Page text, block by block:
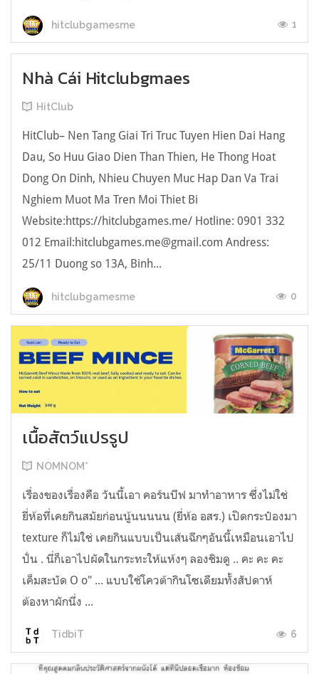
hitclubgamesme 1
Nhà Cái Hitclubgmaes
HitClub
HitClub– Nen Tang Giai Tri Truc Tuyen Hien Dai Hang
Dau, So Huu Giao Dien Than Thien, He Thong Hoat
Dong On Dinh, Nhieu Chuyen Muc Hap Dan Va Trai
Nghiem Muot Ma Tren Moi Thiet Bi
Website:https://hitclubgames.me/ Hotline: 0901 332
012 Email:hitclubgames.me@gmail.com Andress:
25/11 Duong so 13A, Binh...
hitclubgamesme 0
เนื้อสัตว์แปรรูป
NOMNOM*
เรื่องของเรื่องคือ วันนี้เอา คอร์นบีฟ มาทำอาหาร ซึ่งไม่ใช่
ยี่ห้อที่เคยกินสมัยก่อนนู้นนนนน (ยี่ห้อ อสร.) เปิดกระป๋องมา
texture ก็ไม่ใช่ เคยกินแบบเป็นเส้นฉีกๆอันนี้เหมือนเอาไป
ปั่น . นี่ก็เอาไปผัดในกระทะให้แห้งๆ ลองชิมดู .. คะ คะ คะ
เค็มสะบัด O o" ... แบบใช้โควต้ากินโซเดียมทั้งสัปดาห์
ต้องหาผักนึ่ง ...
TidbiT 6